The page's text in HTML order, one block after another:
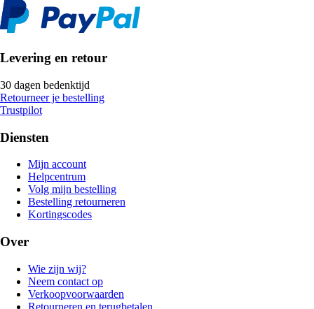
Levering en retour
30 dagen bedenktijd
Retourneer je bestelling
Trustpilot
Diensten
Mijn account
Helpcentrum
Volg mijn bestelling
Bestelling retourneren
Kortingscodes
Over
Wie zijn wij?
Neem contact op
Verkoopvoorwaarden
Retourneren en terugbetalen